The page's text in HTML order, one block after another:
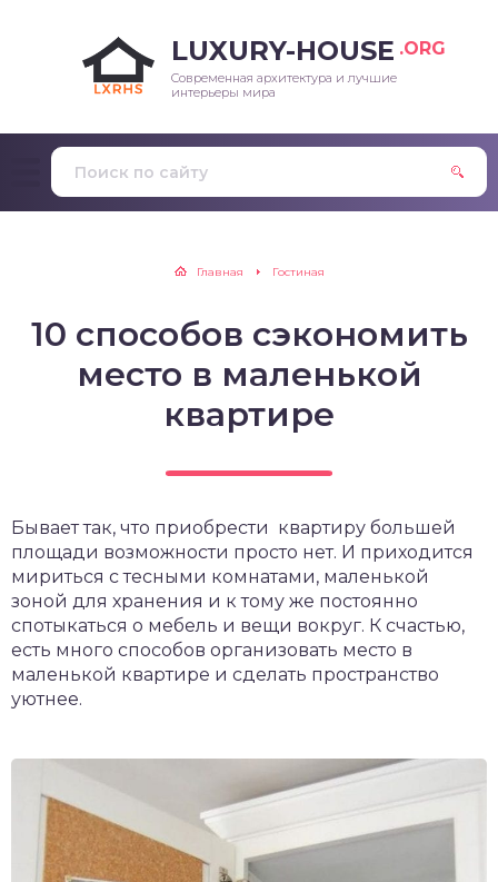
LUXURY-HOUSE .ORG
Современная архитектура и лучшие
интерьеры мира
Главная Гостиная
10 способов сэкономить
место в маленькой
квартире
Бывает так, что приобрести квартиру большей
площади возможности просто нет. И приходится
мириться с тесными комнатами, маленькой
зоной для хранения и к тому же постоянно
спотыкаться о мебель и вещи вокруг. К счастью,
есть много способов организовать место в
маленькой квартире и сделать пространство
уютнее.